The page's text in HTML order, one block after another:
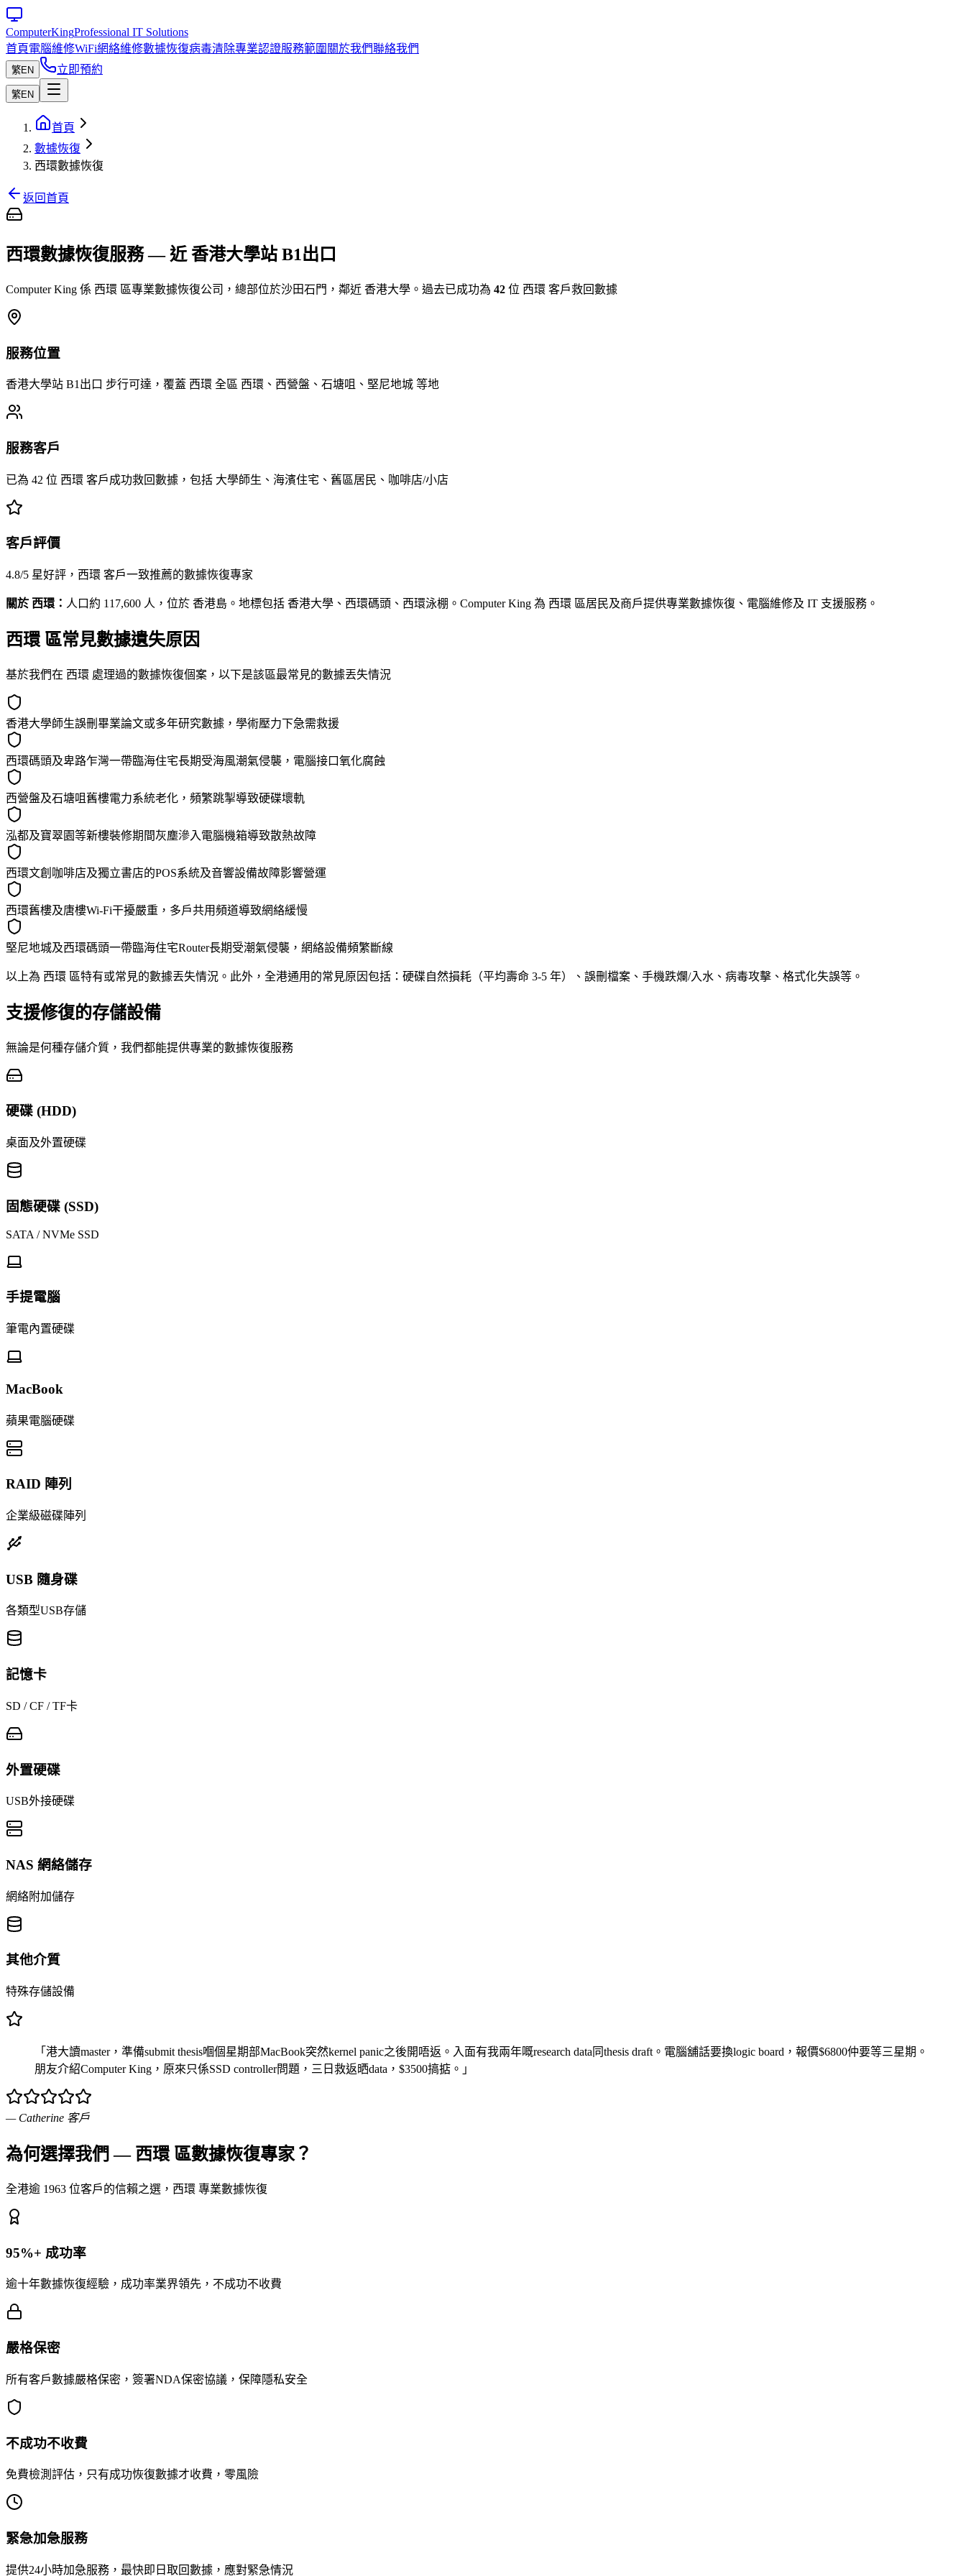
ComputerKingProfessional IT Solutions
首頁電腦維修WiFi網絡維修數據恢復病毒清除專業認證服務範圍 關於我們聯絡我們
繁EN 立即預約
繁EN
首頁
數據恢復
西環數據恢復
返回首頁
西環數據恢復服務 — 近 香港大學站 B1出口
Computer King 係 西環 區專業數據恢復公司，總部位於沙田石門，鄰近 香港大學。過去已成功為 42 位 西環 客戶救回數據
服務位置
香港大學站 B1出口 步行可達，覆蓋 西環 全區 西環、西營盤、石塘咀、堅尼地城 等地
服務客戶
已為 42 位 西環 客戶成功救回數據，包括 大學師生、海濱住宅、舊區居民、咖啡店/小店
客戶評價
4.8/5 星好評，西環 客戶一致推薦的數據恢復專家
關於 西環： 人口約 117,600 人，位於 香港島。地標包括 香港大學、西環碼頭、西環泳棚。Computer King 為 西環 區居民及商戶提供專業數據恢復、電腦維修及 IT 支援服務。
西環 區常見數據遺失原因
基於我們在 西環 處理過的數據恢復個案，以下是該區最常見的數據丟失情況
香港大學師生誤刪畢業論文或多年研究數據，學術壓力下急需救援
西環碼頭及卑路乍灣一帶臨海住宅長期受海風潮氣侵襲，電腦接口氧化腐蝕
西營盤及石塘咀舊樓電力系統老化，頻繁跳掣導致硬碟壞軌
泓都及寶翠園等新樓裝修期間灰塵滲入電腦機箱導致散熱故障
西環文創咖啡店及獨立書店的POS系統及音響設備故障影響營運
西環舊樓及唐樓Wi-Fi干擾嚴重，多戶共用頻道導致網絡緩慢
堅尼地城及西環碼頭一帶臨海住宅Router長期受潮氣侵襲，網絡設備頻繁斷線
以上為 西環 區特有或常見的數據丟失情況。此外，全港通用的常見原因包括：硬碟自然損耗（平均壽命 3-5 年）、誤刪檔案、手機跌爛/入水、病毒攻擊、格式化失誤等。
支援修復的存儲設備
無論是何種存儲介質，我們都能提供專業的數據恢復服務
硬碟 (HDD)
桌面及外置硬碟
固態硬碟 (SSD)
SATA / NVMe SSD
手提電腦
筆電內置硬碟
MacBook
蘋果電腦硬碟
RAID 陣列
企業級磁碟陣列
USB 隨身碟
各類型USB存儲
記憶卡
SD / CF / TF卡
外置硬碟
USB外接硬碟
NAS 網絡儲存
網絡附加儲存
其他介質
特殊存儲設備
「港大讀master，準備submit thesis嗰個星期部MacBook突然kernel panic之後開唔返。入面有我兩年嘅research data同thesis draft。電腦舖話要換logic board，報價$6800仲要等三星期。
朋友介紹Computer King，原來只係SSD controller問題，三日救返晒data，$3500搞掂。」
— Catherine 客戶
為何選擇我們 — 西環 區數據恢復專家？
全港逾 1963 位客戶的信賴之選，西環 專業數據恢復
95%+ 成功率
逾十年數據恢復經驗，成功率業界領先，不成功不收費
嚴格保密
所有客戶數據嚴格保密，簽署NDA保密協議，保障隱私安全
不成功不收費
免費檢測評估，只有成功恢復數據才收費，零風險
緊急加急服務
提供24小時加急服務，最快即日取回數據，應對緊急情況